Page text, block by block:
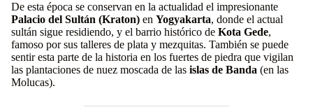
De esta época se conservan en la actualidad el impresionante
Palacio del Sultán (Kraton) en Yogyakarta, donde el actual
sultán sigue residiendo, y el barrio histórico de Kota Gede,
famoso por sus talleres de plata y mezquitas. También se puede
sentir esta parte de la historia en los fuertes de piedra que vigilan
las plantaciones de nuez moscada de las islas de Banda (en las
Molucas).